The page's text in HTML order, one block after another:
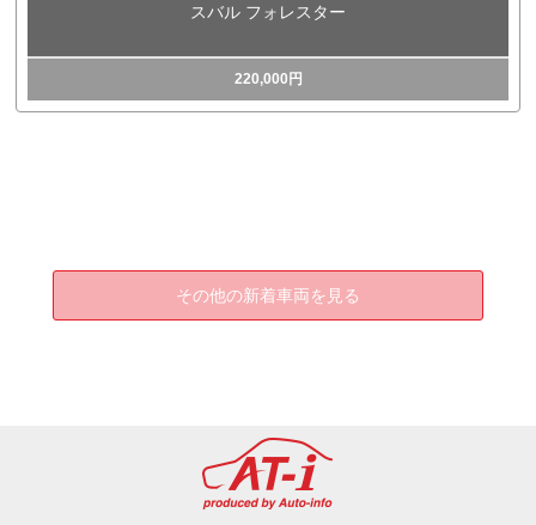
スバル フォレスター
220,000円
その他の新着車両を見る